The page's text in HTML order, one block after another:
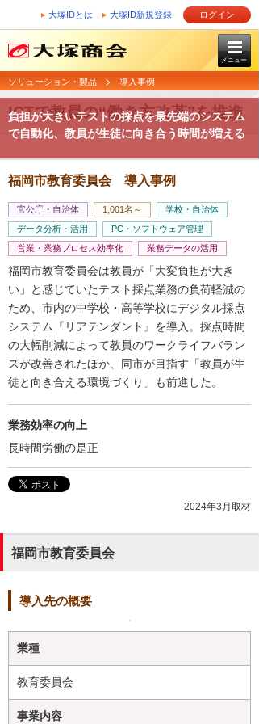
大塚IDとは 大塚ID新規登録 ログイン
メニュー
ソリューション・製品 導入事例
ICTで教員の“働き方改革”を推進
負担が大きいテストの採点を最先端のシステム
で自動化、教員が生徒に向き合う時間が増える
福岡市教育委員会 導入事例
官公庁・自治体 1,001名～
学校・自治体
データ分析・活用
PC・ソフトウェア管理
営業・業務プロセス効率化
業務データの活用
福岡市教育委員会は教員が「大変負担が大き
い」と感じていたテスト採点業務の負荷軽減の
ため、市内の中学校・高等学校にデジタル採点
システム『リアテンダント』を導入。採点時間
の大幅削減によって教員のワークライフバラン
スが改善されたほか、同市が目指す「教員が生
徒と向き合える環境づくり」も前進した。
業務効率の向上
長時間労働の是正
2024年3月取材
福岡市教育委員会
導入先の概要
業種
教育委員会
事業内容